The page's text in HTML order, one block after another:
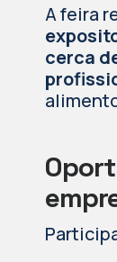
A feira
cerca